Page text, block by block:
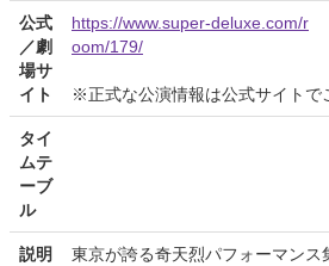
公式
／劇
場サ
イト
https://www.super-deluxe.com/r
oom/179/
※正式な公演情報は公式サイトで
タイ
ムテ
ーブ
ル
説明
東京が誇る奇天烈パフォーマンス